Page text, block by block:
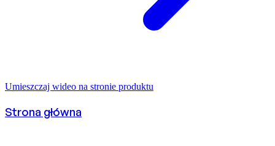
Umieszczaj wideo na stronie produktu
Strona główna